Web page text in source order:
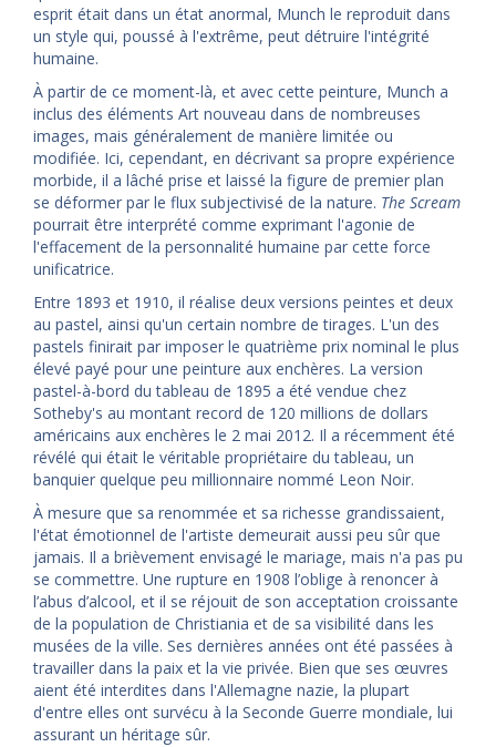
esprit était dans un état anormal, Munch le reproduit dans
un style qui, poussé à l'extrême, peut détruire l'intégrité
humaine.
À partir de ce moment-là, et avec cette peinture, Munch a
inclus des éléments Art nouveau dans de nombreuses
images, mais généralement de manière limitée ou
modifiée. Ici, cependant, en décrivant sa propre expérience
morbide, il a lâché prise et laissé la figure de premier plan
se déformer par le flux subjectivisé de la nature. The Scream
pourrait être interprété comme exprimant l'agonie de
l'effacement de la personnalité humaine par cette force
unificatrice.
Entre 1893 et 1910, il réalise deux versions peintes et deux
au pastel, ainsi qu'un certain nombre de tirages. L'un des
pastels finirait par imposer le quatrième prix nominal le plus
élevé payé pour une peinture aux enchères. La version
pastel-à-bord du tableau de 1895 a été vendue chez
Sotheby's au montant record de 120 millions de dollars
américains aux enchères le 2 mai 2012. Il a récemment été
révélé qui était le véritable propriétaire du tableau, un
banquier quelque peu millionnaire nommé Leon Noir.
À mesure que sa renommée et sa richesse grandissaient,
l'état émotionnel de l'artiste demeurait aussi peu sûr que
jamais. Il a brièvement envisagé le mariage, mais n'a pas pu
se commettre. Une rupture en 1908 l’oblige à renoncer à
l’abus d’alcool, et il se réjouit de son acceptation croissante
de la population de Christiania et de sa visibilité dans les
musées de la ville. Ses dernières années ont été passées à
travailler dans la paix et la vie privée. Bien que ses œuvres
aient été interdites dans l'Allemagne nazie, la plupart
d'entre elles ont survécu à la Seconde Guerre mondiale, lui
assurant un héritage sûr.